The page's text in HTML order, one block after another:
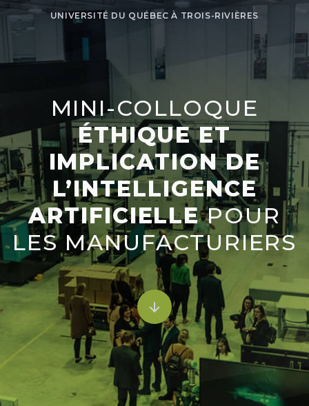
UNIVERSITÉ DU QUÉBEC À TROIS-RIVIÈRES
MINI-COLLOQUE
ÉTHIQUE ET
IMPLICATION DE
L’INTELLIGENCE
ARTIFICIELLEPOUR
LES MANUFACTURIERS